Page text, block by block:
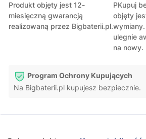
Produkt objęty jest 12-
miesięczną gwarancją
realizowaną przez Bigbaterii.pl.
PKupuj
objęty
ulegnie
na nowy.
Program Ochrony Kupujących
Na Bigbaterii.pl kupujesz bezpiecznie.